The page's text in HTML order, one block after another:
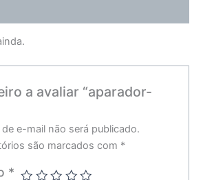
a avaliar “aparador-
e-mail não será publicado.
são marcados com *
*